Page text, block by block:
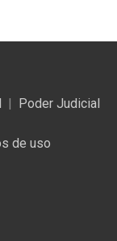
Poder Judicial
de uso